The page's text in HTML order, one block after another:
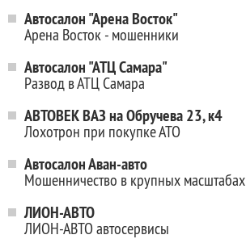
Автосалон "Арена Восток"
Арена Восток - мошенники
Автосалон "АТЦ Самара"
Развод в АТЦ Самара
АВТОВЕК ВАЗ на Обручева 23, к4
Лохотрон при покупке АТО
Автосалон Аван-авто
Мошенничество в крупных масштабах
ЛИОН-АВТО
ЛИОН-АВТО автосервисы